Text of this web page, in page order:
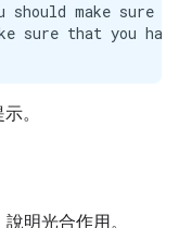
should make sure
sure that you
abroad is to
。
明光合作用。